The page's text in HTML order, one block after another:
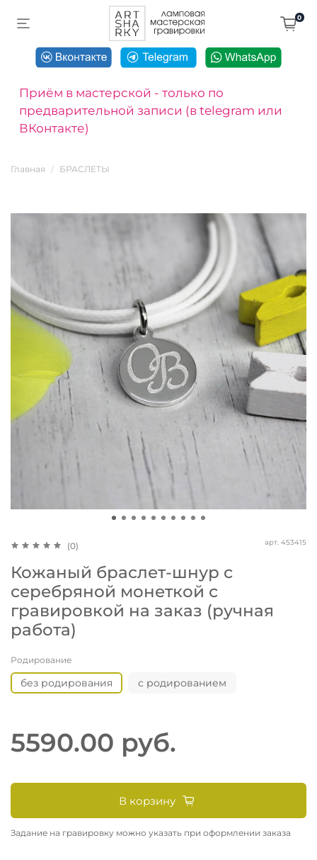
0
Приём в мастерской - только по
предварительной записи (в telegram или
ВКонтакте)
Главная БРАСЛЕТЫ
(0) арт. 453415
Кожаный браслет-шнур с
серебряной монеткой с
гравировкой на заказ (ручная
работа)
Родирование
без родирования с родированием
Задание на гравировку можно указать при оформлении заказа
5590.00 руб.
В корзину